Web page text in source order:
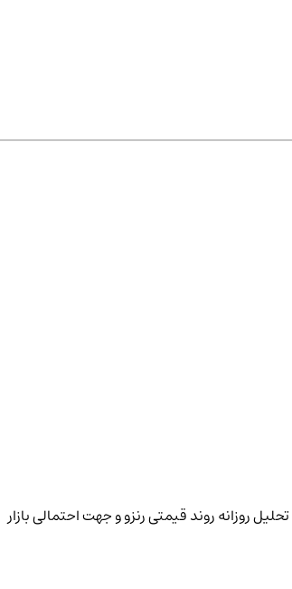
تحلیل روزانه روند قیمتی رنزو و جهت احتمالی بازار